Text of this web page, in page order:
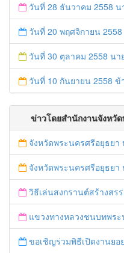
วันที่ 28 ธันวาคม 2558 นายทรงกลด สว่างวงศ์ หน.สนจ. เปิดการประชุมซักซ้อมแน
วันที่ 20 พฤศจิกายน 2558 นายทรงกลด สว่างวงศ์ หน.สนจ. นำข้าราชการ เจ้าหน้
วันที่ 30 ตุลาคม 2558 นายขจรศักดิ์ เจริญโสภา รอง
วันที่ 10 กันยายน 2558 ข้าราชการ/เจ้
ข่าวโดยสำนักงานจังหวั
จังหวัดพระนครศรีอยุธยา บูรณาการหน่วยงานที่เกี่ยวข้อง ลงพื้นที่จัดระเบียบและดำเนินมาตรการตามบทลงโทษสูงสุดกับผู้ปร
จังหวัดพระนครศรีอยุธยา ปล่อยแถวตำรวจ ทหาร ฝ่ายปกครอง กว่า 100 นาย ตรวจเข้มท่ารถสา
วิธีเล่นสงกรานต์สร้างสร
แขวงทางหลวงชนบทพระนครศรีอยุธยา "ร่วมรณรงค์ ขับช้า
ขอเชิญร่วมพิธีเปิดงานยอย